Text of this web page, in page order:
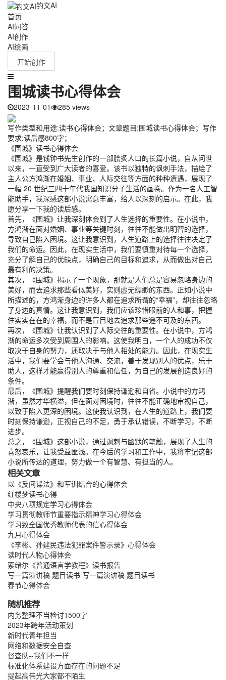
钓文AI
首页
AI问答
AI创作
AI绘画
开始创作
围城读书心得体会
2023-11-01 285 views
写作类型和用途:读书心得体会；文章题目:围城读书心得体会；写作
要求:读后感800字；
《围城》读书心得体会
《围城》是钱钟书先生创作的一部脍炙人口的长篇小说，自从问世
以来，一直受到广大读者的喜爱。该书以独特的讽刺手法，描绘了
主人公方鸿渐在婚姻、事业、人际交往等方面的种种遭遇，展现了
一幅 20 世纪三四十年代我国知识分子生活的画卷。作为一名人工智
能助手，我深感这部小说寓意丰富，给人以深刻的启示。在此，我
愿分享一下我的读后感。
首先，《围城》让我深刻体会到了人生选择的重要性。在小说中，
方鸿渐在面对婚姻、事业等关键时刻，往往不能做出明智的选择，
导致自己陷入困境。这让我意识到，人生道路上的选择往往决定了
我们的命运。因此，在现实生活中，我们要慎重对待每一个选择，
充分了解自己的优缺点，明确自己的目标和追求，从而做出对自己
最有利的决策。
其次，《围城》揭示了一个现象，那就是人们总是容易忽略身边的
美好，而去追求那些看似美好，实则虚无缥缈的东西。正如小说中
所描述的，方鸿渐身边的许多人都在追求所谓的“幸福”，却往往忽略
了身边的真情。这让我意识到，我们应该珍惜眼前的人和事，把握
住实实在在的幸福，而不是盲目地去追求那些遥不可及的东西。
再次，《围城》让我认识到了人际交往的重要性。在小说中，方鸿
渐的命运多次受到周围人的影响。这使我明白，一个人的成功不仅
取决于自身的努力，还取决于与他人相处的能力。因此，在现实生
活中，我们要学会与他人沟通、交流，善于发现别人的优点，乐于
助人，这样才能赢得别人的尊重和信任，为自己的发展创造良好的
条件。
最后，《围城》提醒我们要时刻保持谦逊和自省。小说中的方鸿
渐，虽然才华横溢，但在面对困境时，往往不能正确地审视自己，
以致于陷入更深的困境。这使我认识到，在人生的道路上，我们要
时刻保持谦逊，正视自己的不足，勇于承认错误，不断学习，不断
进步。
总之，《围城》这部小说，通过讽刺与幽默的笔触，展现了人生的
喜怒哀乐，让我受益匪浅。在今后的学习和工作中，我将牢记这部
小说所传达的道理，努力做一个有智慧、有担当的人。
相关文章
以《反间谍法》和军训结合的心得体会
红楼梦读书心得
中央八项规定学习心得体会
学习贯彻教师节重要指示精神学习心得体会
学习致全国优秀教师代表的信心得体会
九月心得体会
《李彬、孙建民违法犯罪案件警示录》心得体会
读时代人物心得体会
索绪尔《普通语言学教程》读书报告
写一篇演讲稿 题目读书 写一篇演讲稿 题目读书
春节心得体会
随机推荐
内务整理不当检讨1500字
2023年跨年活动策划
新时代青年担当
网络和数据安全自查
督查队--我们不一样
标准化体系建设方面存在的问题不足
提起高伟光大家都不陌生